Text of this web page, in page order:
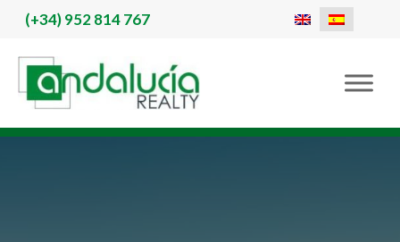
(+34)952 814 767